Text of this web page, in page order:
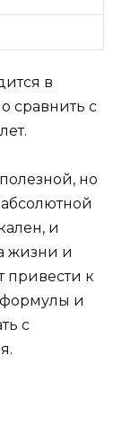
в
сравнить с
но
и
жизни и
привести к
формулы и
с